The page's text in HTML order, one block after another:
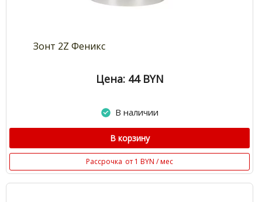
Зонт 2Z Феникс
Цена: 44 BYN
В наличии
В корзину
Рассрочка от 1 BYN / мес